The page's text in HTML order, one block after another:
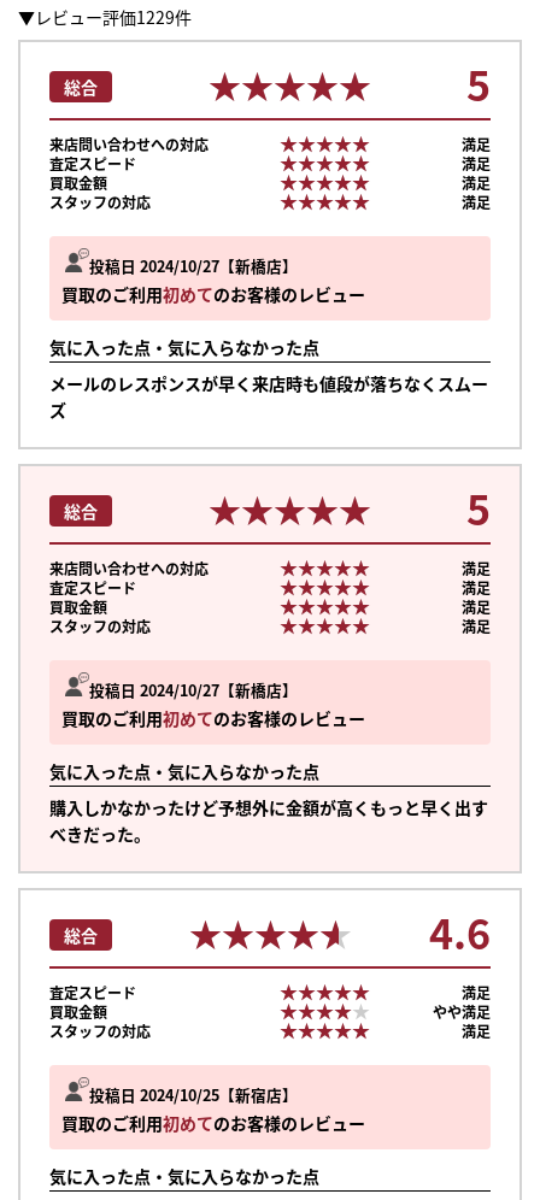
▼レビュー評価1229件
投稿日 2024/10/27 新橋店
買取のご利用初めてのお客様のレビュー
気に入った点・気に入らなかった点
メールのレスポンスが早く来店時も値段が落ちなくスムー
ズ
総合 ★★★★★
★★★★★ 5
来店問い合わせへの対応 ★★★★★
★★★★★
満足
査定スピード
★★★★★
★★★★★
満足
買取金額
★★★★★
★★★★★
満足
スタッフの対応
★★★★★
★★★★★ 満足
投稿日 2024/10/27 新橋店
買取のご利用初めてのお客様のレビュー
気に入った点・気に入らなかった点
購入しかなかったけど予想外に金額が高くもっと早く出す
べきだった。
総合 ★★★★★
★★★★★ 5
来店問い合わせへの対応 ★★★★★
★★★★★
満足
査定スピード
★★★★★
★★★★★
満足
買取金額
★★★★★
★★★★★
満足
スタッフの対応
★★★★★
★★★★★ 満足
投稿日 2024/10/25 新宿店
買取のご利用初めてのお客様のレビュー
気に入った点・気に入らなかった点
総合 ★★★★★
★★★★★ 4.6
査定スピード ★★★★★
★★★★★
満足
買取金額
★★★★★
★★★★★
やや満足
スタッフの対応
★★★★★
★★★★★ 満足